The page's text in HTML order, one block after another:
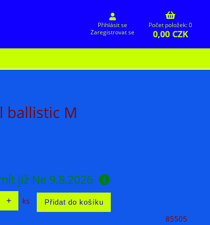
Přihlásit se
Zaregistrovat se
Počet položek: 0
0,00 CZK
ballistic M
již Ne 9.8.2026
ks
85505